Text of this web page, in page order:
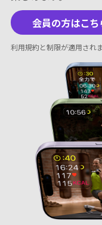
会員の方はこち
利用規約と制限が適用されま